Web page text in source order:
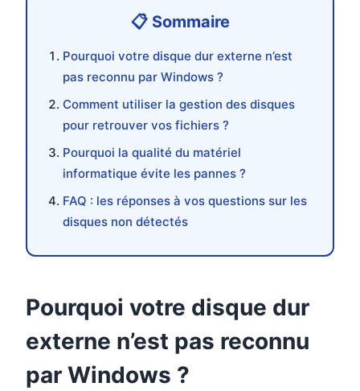
Pourquoi votre disque dur externe n’est
pas reconnu par Windows ?
Comment utiliser la gestion des disques
pour retrouver vos fichiers ?
Pourquoi la qualité du matériel
informatique évite les pannes ?
FAQ : les réponses à vos questions sur les
disques non détectés
Pourquoi votre disque dur
externe n’est pas reconnu
par Windows ?